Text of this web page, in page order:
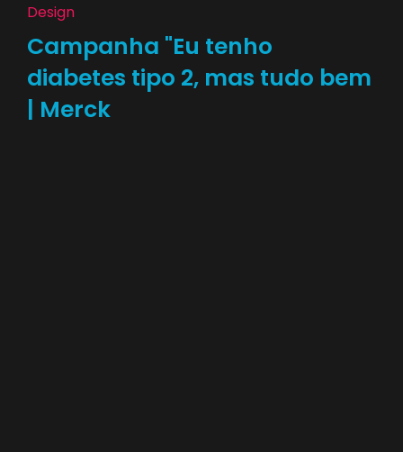
Design
Campanha "Eu tenho
diabetes tipo 2, mas tudo bem
| Merck